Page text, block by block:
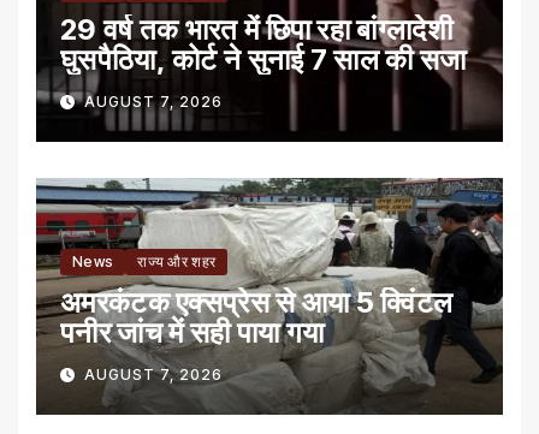
29 वर्ष तक भारत में छिपा रहा बांग्लादेशी
घुसपैठिया, कोर्ट ने सुनाई 7 साल की सजा
AUGUST 7, 2026
News राज्य और शहर
अमरकंटक एक्सप्रेस से आया 5 क्विंटल
पनीर जांच में सही पाया गया
AUGUST 7, 2026